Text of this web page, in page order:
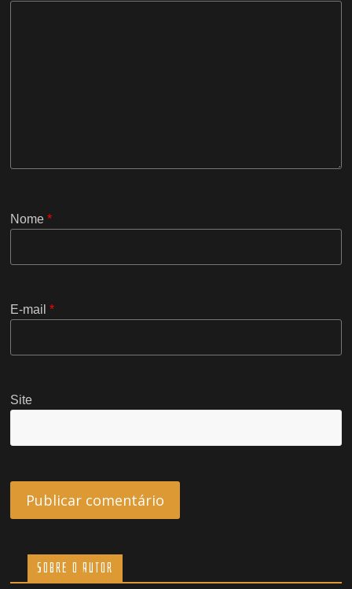
Nome*
E-mail*
Site
Sobre o Autor